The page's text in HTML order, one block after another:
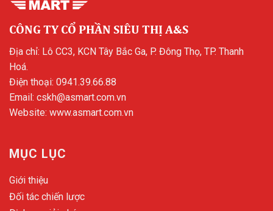
CÔNG TY CỔ PHẦN SIÊU THỊ A&S
Địa chỉ: Lô CC3, KCN Tây Bắc Ga, P. Đông Thọ, TP. Thanh
Hoá.
Điện thoại: 0941.39.66.88
Email: cskh@asmart.com.vn
Website: www.asmart.com.vn
MỤC LỤC
Giới thiệu
Đối tác chiến lược